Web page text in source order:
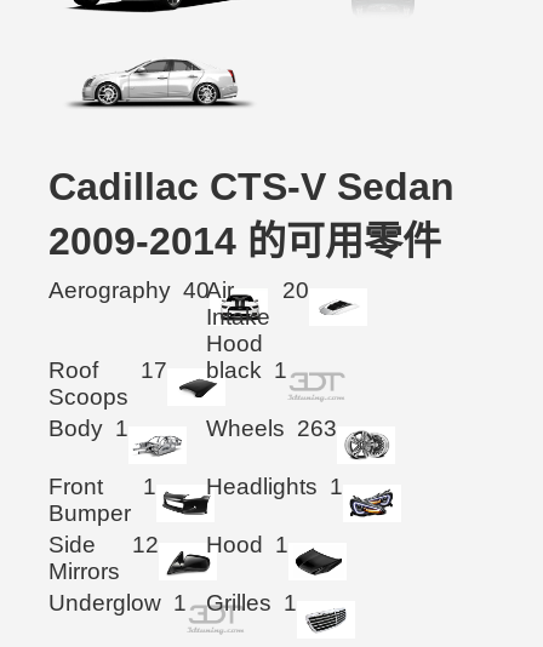
Cadillac CTS-V Sedan
2009-2014 的可用零件
Aerography 40Air
Intake
Hood
20
Roof
Scoops
17 black 1
Body 1 Wheels 263
Front
Bumper
1 Headlights 1
Side
Mirrors
12 Hood 1
Underglow 1 Grilles 1